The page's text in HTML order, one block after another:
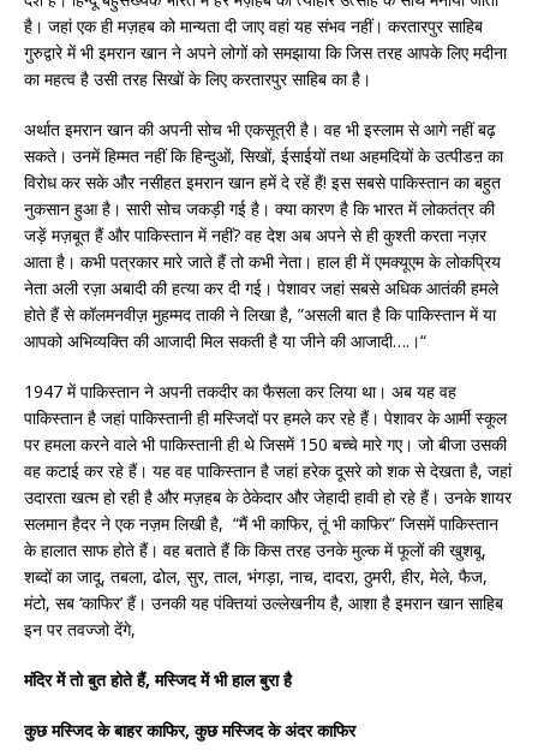
है। जहां एक ही मज़हब को मान्यता दी जाए वहां यह संभव नहीं। करतारपुर साहिब
गुरुद्वारे में भी इमरान खान ने अपने लोगों को समझाया कि जिस तरह आपके लिए मदीना
का महत्व है उसी तरह सिखों के लिए करतारपुर साहिब का है।
अर्थात इमरान खान की अपनी सोच भी एकसूत्री है। वह भी इस्लाम से आगे नहीं बढ़
सकते। उनमें हिम्मत नहीं कि हिन्दुओं, सिखों, ईसाईयों तथा अहमदियों के उत्पीडऩ का
विरोध कर सके और नसीहत इमरान खान हमें दे रहें हैं! इस सबसे पाकिस्तान का बहुत
नुकसान हुआ है। सारी सोच जकड़ी गई है। क्या कारण है कि भारत में लोकतंत्र की
जड़ें मज़बूत हैं और पाकिस्तान में नहीं? वह देश अब अपने से ही कुश्ती करता नज़र
आता है। कभी पत्रकार मारे जाते हैं तो कभी नेता। हाल ही में एमक्यूएम के लोकप्रिय
नेता अली रज़ा अबादी की हत्या कर दी गई। पेशावर जहां सबसे अधिक आतंकी हमले
होते हैं से कॉलमनवीज़ मुहम्मद ताकी ने लिखा है, ”असली बात है कि पाकिस्तान में या
आपको अभिव्यक्ति की आजादी मिल सकती है या जीने की आजादी….।“
1947 में पाकिस्तान ने अपनी तकदीर का फैसला कर लिया था। अब यह वह
पाकिस्तान है जहां पाकिस्तानी ही मस्जिदों पर हमले कर रहे हैं। पेशावर के आर्मी स्कूल
पर हमला करने वाले भी पाकिस्तानी ही थे जिसमें 150 बच्चे मारे गए। जो बीजा उसकी
वह कटाई कर रहे हैं। यह वह पाकिस्तान है जहां हरेक दूसरे को शक से देखता है, जहां
उदारता खत्म हो रही है और मज़हब के ठेकेदार और जेहादी हावी हो रहे हैं। उनके शायर
सलमान हैदर ने एक नज़म लिखी है, “मैं भी काफिर, तूं भी काफिर” जिसमें पाकिस्तान
के हालात साफ होते हैं। वह बताते हैं कि किस तरह उनके मुल्क में फूलों की खुशबू,
शब्दों का जादू, तबला, ढोल, सुर, ताल, भंगड़ा, नाच, दादरा, ठुमरी, हीर, मेले, फैज,
मंटो, सब ‘काफिर’ हैं। उनकी यह पंक्तियां उल्लेखनीय है, आशा है इमरान खान साहिब
इन पर तवज्जो देंगे,
मंदिरमेंतोबुतहोतेहैं,मस्जिदमेंभीहालबुराहै
कुछमस्जिदकेबाहरकाफिर,कुछमस्जिदकेअंदरकाफिर